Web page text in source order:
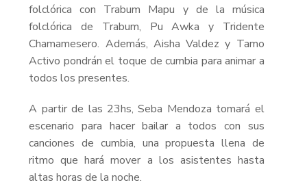
folclórica con Trabum Mapu y de la música
folclórica de Trabum, Pu Awka y Tridente
Chamamesero. Además, Aisha Valdez y Tamo
Activo pondrán el toque de cumbia para animar a
todos los presentes.
A partir de las 23hs, Seba Mendoza tomará el
escenario para hacer bailar a todos con sus
canciones de cumbia, una propuesta llena de
ritmo que hará mover a los asistentes hasta
altas horas de la noche.